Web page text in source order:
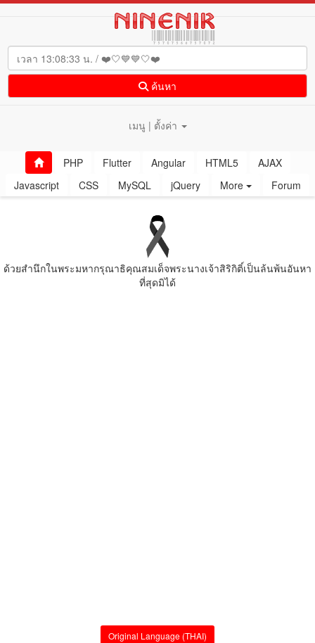
ค้นหา
เมนู | ตั้งค่า
PHP Flutter Angular HTML5
AJAX
Javascript
CSS MySQL jQuery More Forum
ด้วยสํานึกในพระมหากรุณาธิคุณสมเด็จพระนางเจ้าสิริกิติ์เป็นล้นพ้นอันหา
ที่สุดมิได้
Original Language (THAI)